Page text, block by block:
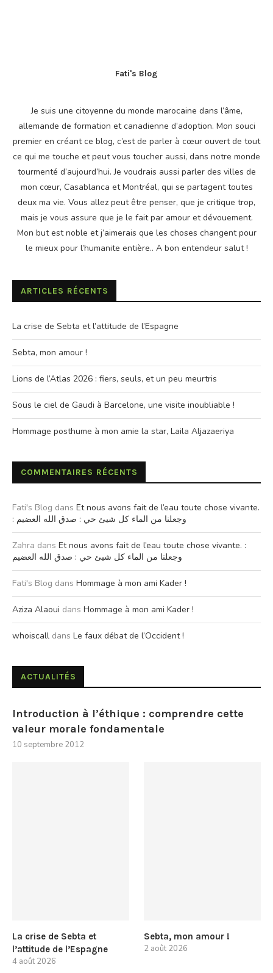
Fati's Blog
Je suis une citoyenne du monde marocaine dans l’âme,
allemande de formation et canadienne d’adoption. Mon souci
premier en créant ce blog, c’est de parler à cœur ouvert de tout
ce qui me touche et peut vous toucher aussi, dans notre monde
tourmenté d’aujourd’hui. Je voudrais aussi parler des villes de
mon cœur, Casablanca et Montréal, qui se partagent toutes
deux ma vie. Vous allez peut être penser, que je critique trop,
mais je vous assure que je le fait par amour et dévouement.
Mon but est noble et j’aimerais que les choses changent pour
le mieux pour l’humanite entière.. A bon entendeur salut !
ARTICLES RÉCENTS
La crise de Sebta et l’attitude de l’Espagne
Sebta, mon amour !
Lions de l’Atlas 2026 : fiers, seuls, et un peu meurtris
Sous le ciel de Gaudi à Barcelone, une visite inoubliable !
Hommage posthume à mon amie la star, Laila Aljazaeriya
COMMENTAIRES RÉCENTS
Fati's Blog dans Et nous avons fait de l’eau toute chose vivante.
: وجعلنا من الماء كل شيئ حي : صدق الله العضيم
Zahra dans Et nous avons fait de l’eau toute chose vivante. :
وجعلنا من الماء كل شيئ حي : صدق الله العضيم
Fati's Blog dans Hommage à mon ami Kader !
Aziza Alaoui dans Hommage à mon ami Kader !
whoiscall dans Le faux débat de l’Occident !
ACTUALITÉS
Introduction à l’éthique : comprendre cette
valeur morale fondamentale
10 septembre 2012
La crise de Sebta et
l’attitude de l’Espagne
4 août 2026
Sebta, mon amour !
2 août 2026